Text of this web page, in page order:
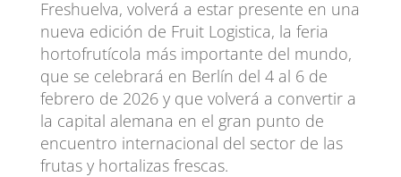
Freshuelva, volverá a estar presente en una
nueva edición de Fruit Logistica, la feria
hortofrutícola más importante del mundo,
que se celebrará en Berlín del 4 al 6 de
febrero de 2026 y que volverá a convertir a
la capital alemana en el gran punto de
encuentro internacional del sector de las
frutas y hortalizas frescas.